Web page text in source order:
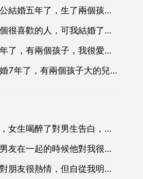
我和我老公結婚五年了，生了兩個孩子，可他一點都不顧家，沒有給
我一直有個很喜歡的人，可我結婚了，老公對我不怎麼好，好後悔結婚那麼早，我之前也向他表白過，他說他喜
我結婚八年了，有兩個孩子，我很愛我老公，應該他也愛我把，但是他愛我的方式讓我感覺好累，就連我自己的
和老公結婚7年了，有兩個孩子大的兒子6歲小的女兒4歲，最近一年他老是玩到夜裡很晚回家，所以經常吵架
大家回答，女生喝醉了對男生告白，男生震驚的一動不動，任由女生親他抱他，第二天還問女生何時喜
為什麼跟男友在一起的時候他對我很好當不見面就對我冷淡是不愛了嗎
我以前很對朋友很熱情，但自從我明白了以後我就疏遠以前的朋友